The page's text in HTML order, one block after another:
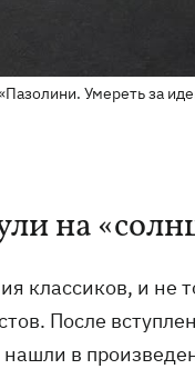
Умереть за
на
классиков, и не
После
нашли в